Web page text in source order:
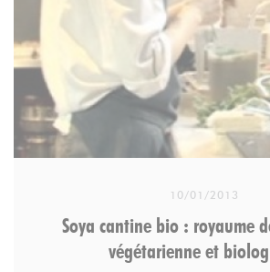
10/01/2013
Soya cantine bio : royaume
végétarienne et